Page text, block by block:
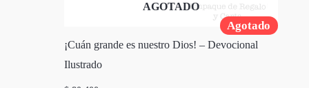
Agotado
AGOTADO
¡Cuán grande es nuestro Dios! – Devocional
Ilustrado